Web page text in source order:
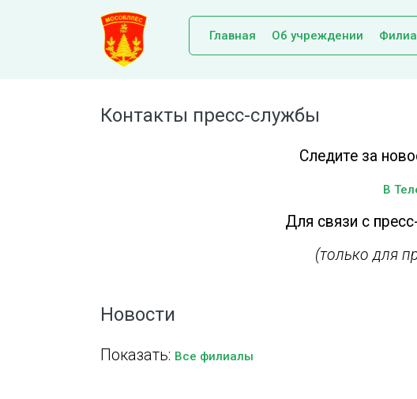
Главная Об учреждении
Контакты пресс-службы
Следите за
В
Для связи с
(только для
Новости
Показать: Все филиалы